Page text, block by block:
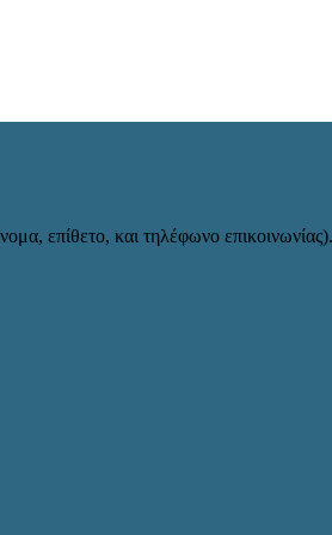
επίθετο, και τηλέφωνο επικοινωνίας).